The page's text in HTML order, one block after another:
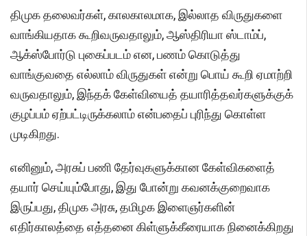
திமுக தலைவர்கள், காலகாலமாக, இல்லாத விருதுகளை
வாங்கியதாக கூறிவருவதாலும், ஆஸ்திரியா ஸ்டாம்ப்,
ஆக்ஸ்போர்டு புகைப்படம் என, பணம் கொடுத்து
வாங்குவதை எல்லாம் விருதுகள் என்று பொய் கூறி ஏமாற்றி
வருவதாலும், இந்தக் கேள்வியைத் தயாரித்தவர்களுக்குக்
குழப்பம் ஏற்பட்டிருக்கலாம் என்பதைப் புரிந்து கொள்ள
முடிகிறது.
எனினும், அரசுப் பணி தேர்வுகளுக்கான கேள்விகளைத்
தயார் செய்யும்போது, இது போன்று கவனக்குறைவாக
இருப்பது, திமுக அரசு, தமிழக இளைஞர்களின்
எதிர்காலத்தை எத்தனை கிள்ளுக்கீரையாக நினைக்கிறது